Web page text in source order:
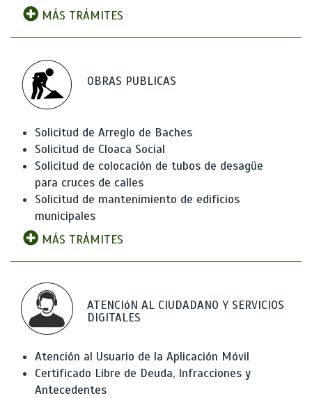
MÁS TRÁMITES
OBRAS PUBLICAS
Solicitud de Arreglo de Baches
Solicitud de Cloaca Social
Solicitud de colocación de tubos de desagüe
para cruces de calles
Solicitud de mantenimiento de edificios
municipales
MÁS TRÁMITES
ATENCIóN AL CIUDADANO Y SERVICIOS
DIGITALES
Atención al Usuario de la Aplicación Móvil
Certificado Libre de Deuda, Infracciones y
Antecedentes